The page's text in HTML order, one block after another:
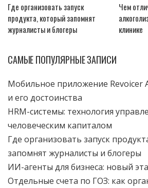
Где организовать запуск
продукта, который запомнят
журналисты и блогеры
Чем
клинике
САМЫЕ ПОПУЛЯРНЫЕ ЗАПИСИ
Мобильное приложение Revoicer
и его достоинства
HRM-системы: технология
человеческим капиталом
Где организовать запуск
запомнят журналисты и блогеры
ИИ-агенты для бизнеса: новый
Отдельные счета по ГОЗ: как